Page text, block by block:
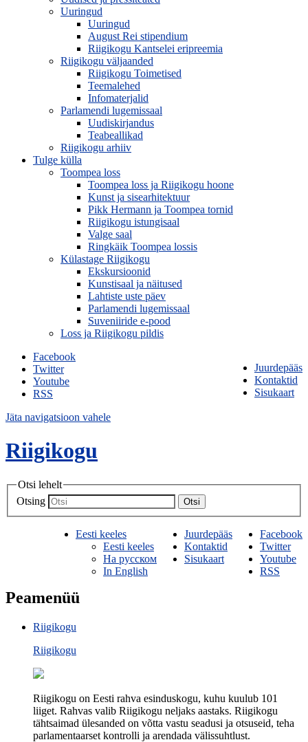
Uuringud
Uuringud
August Rei stipendium
Riigikogu Kantselei eripreemia
Riigikogu väljaanded
Riigikogu Toimetised
Teemalehed
Infomaterjalid
Parlamendi lugemissaal
Uudiskirjandus
Teabeallikad
Riigikogu arhiiv
Tulge külla
Toompea loss
Toompea loss ja Riigikogu hoone
Kunst ja sisearhitektuur
Pikk Hermann ja Toompea tornid
Riigikogu istungisaal
Valge saal
Ringkäik Toompea lossis
Külastage Riigikogu
Ekskursioonid
Kunstisaal ja näitused
Lahtiste uste päev
Parlamendi lugemissaal
Suveniiride e-pood
Loss ja Riigikogu pildis
Juurdepääs
Kontaktid
Sisukaart
Facebook
Twitter
Youtube
RSS
Jäta navigatsioon vahele
Riigikogu
Otsi lehelt
Otsing
Otsi
Facebook
Twitter
Youtube
RSS
Juurdepääs
Kontaktid
Sisukaart
Eesti keeles
Eesti keeles
На русском
In English
Peamenüü
Riigikogu
Riigikogu
Riigikogu on Eesti rahva esinduskogu, kuhu kuulub 101
liiget. Rahvas valib Riigikogu neljaks aastaks. Riigikogu
tähtsaimad ülesanded on võtta vastu seadusi ja otsuseid, teha
parlamentaarset kontrolli ja arendada välissuhtlust.